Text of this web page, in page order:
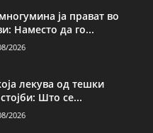
ја прават во
Наместо да го...
2026
лекува од тешки
Што се...
2026